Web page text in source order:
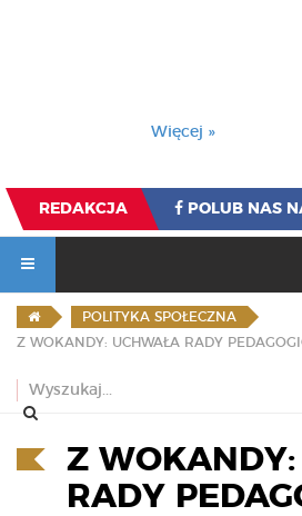
Więcej »
REDAKCJA POLUB NAS
POLITYKA SPOŁECZNA
Z
RADY